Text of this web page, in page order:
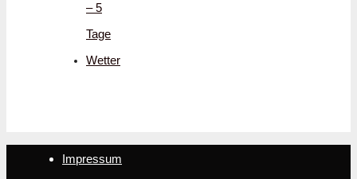
– 5
Tage
Wetter
Impressum